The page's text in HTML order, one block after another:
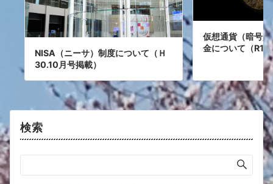
NISA（ニーサ）制度について（Ｈ
30.10月号掲載）
仮想通貨（暗号
金について（
検索